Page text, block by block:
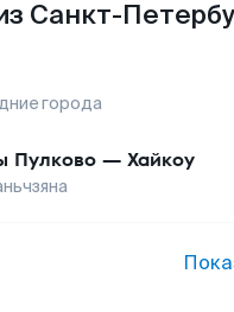
Санкт-
города
Пулково — Хайкоу